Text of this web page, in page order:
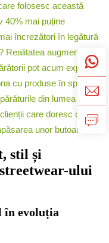
folosesc această
40% mai puține
încrezători în legătură
augmentată
pot acum explora
cu produse în spații
din lumea reală
care doresc o
unor butoane.
stil și
ului
în evoluția